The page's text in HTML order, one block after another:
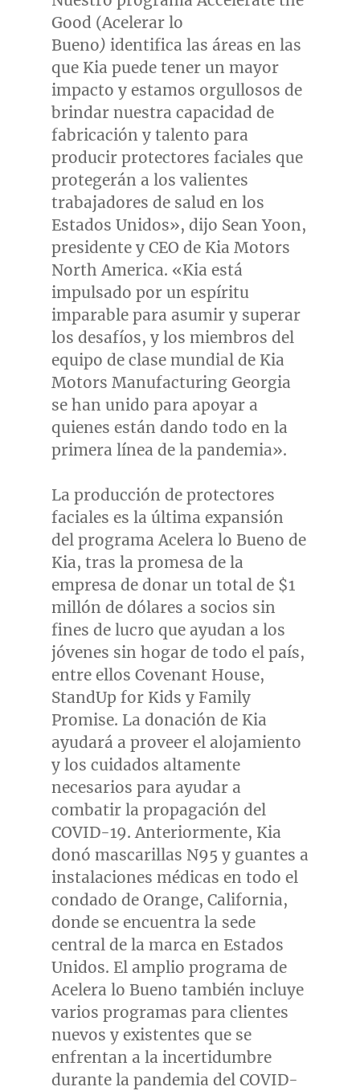
Good (Acelerar lo
Bueno) identifica las áreas en las
que Kia puede tener un mayor
impacto y estamos orgullosos de
brindar nuestra capacidad de
fabricación y talento para
producir protectores faciales que
protegerán a los valientes
trabajadores de salud en los
Estados Unidos», dijo Sean Yoon,
presidente y CEO de Kia Motors
North America. «Kia está
impulsado por un espíritu
imparable para asumir y superar
los desafíos, y los miembros del
equipo de clase mundial de Kia
Motors Manufacturing Georgia
se han unido para apoyar a
quienes están dando todo en la
primera línea de la pandemia».
La producción de protectores
faciales es la última expansión
del programa Acelera lo Bueno de
Kia, tras la promesa de la
empresa de donar un total de $1
millón de dólares a socios sin
fines de lucro que ayudan a los
jóvenes sin hogar de todo el país,
entre ellos Covenant House,
StandUp for Kids y Family
Promise. La donación de Kia
ayudará a proveer el alojamiento
y los cuidados altamente
necesarios para ayudar a
combatir la propagación del
COVID-19. Anteriormente, Kia
donó mascarillas N95 y guantes a
instalaciones médicas en todo el
condado de Orange, California,
donde se encuentra la sede
central de la marca en Estados
Unidos. El amplio programa de
Acelera lo Bueno también incluye
varios programas para clientes
nuevos y existentes que se
enfrentan a la incertidumbre
durante la pandemia del COVID-